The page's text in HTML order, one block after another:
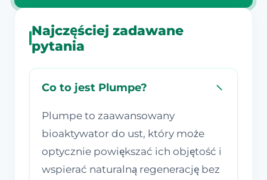
Najczęściej zadawane
pytania
Co to jest Plumpe?
Plumpe to zaawansowany
bioaktywator do ust, który może
optycznie powiększać ich objętość i
wspierać naturalną regenerację bez